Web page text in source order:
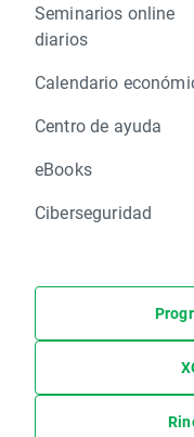
Seminarios online
diarios
Calendario
Centro de ayuda
eBooks
Ciberseguridad